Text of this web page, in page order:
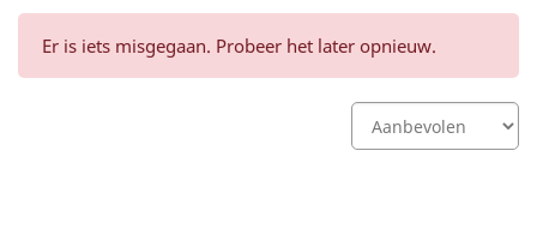
Er is iets misgegaan. Probeer het later opnieuw.